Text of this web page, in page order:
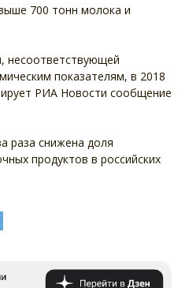
700 тонн молока и
несоответствующей
показателям, в 2018
РИА Новости сообщение
раза снижена доля
продуктов в российских